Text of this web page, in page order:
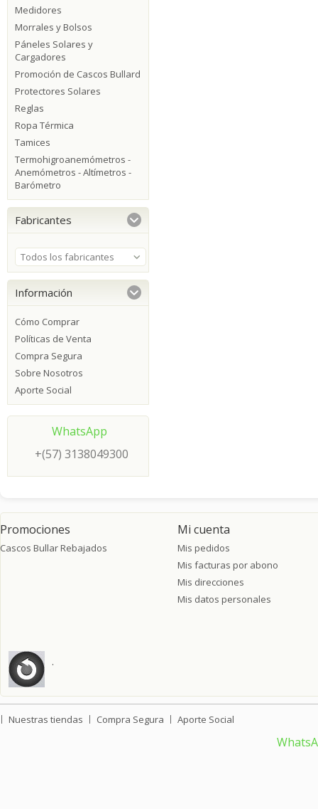
Medidores
Morrales y Bolsos
Páneles Solares y
Cargadores
Promoción de Cascos Bullard
Protectores Solares
Reglas
Ropa Térmica
Tamices
Termohigroanemómetros -
Anemómetros - Altímetros -
Barómetro
Fabricantes
Todos los fabricantes
Información
Cómo Comprar
Políticas de Venta
Compra Segura
Sobre Nosotros
Aporte Social
WhatsApp
+(57) 3138049300
Promociones
Cascos Bullar Rebajados
Mi cuenta
Mis pedidos
Mis facturas por abono
Mis direcciones
Mis datos personales
.
Nuestras tiendas Compra Segura Aporte Social